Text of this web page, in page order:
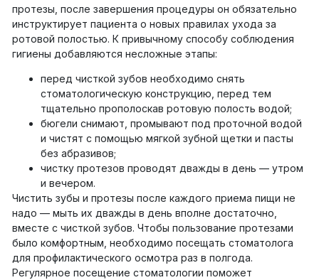
протезы, после завершения процедуры он обязательно
инструктирует пациента о новых правилах ухода за
ротовой полостью. К привычному способу соблюдения
гигиены добавляются несложные этапы:
перед чисткой зубов необходимо снять
стоматологическую конструкцию, перед тем
тщательно прополоскав ротовую полость водой;
бюгели снимают, промывают под проточной водой
и чистят с помощью мягкой зубной щетки и пасты
без абразивов;
чистку протезов проводят дважды в день — утром
и вечером.
Чистить зубы и протезы после каждого приема пищи не
надо — мыть их дважды в день вполне достаточно,
вместе с чисткой зубов. Чтобы пользование протезами
было комфортным, необходимо посещать стоматолога
для профилактического осмотра раз в полгода.
Регулярное посещение стоматологии поможет